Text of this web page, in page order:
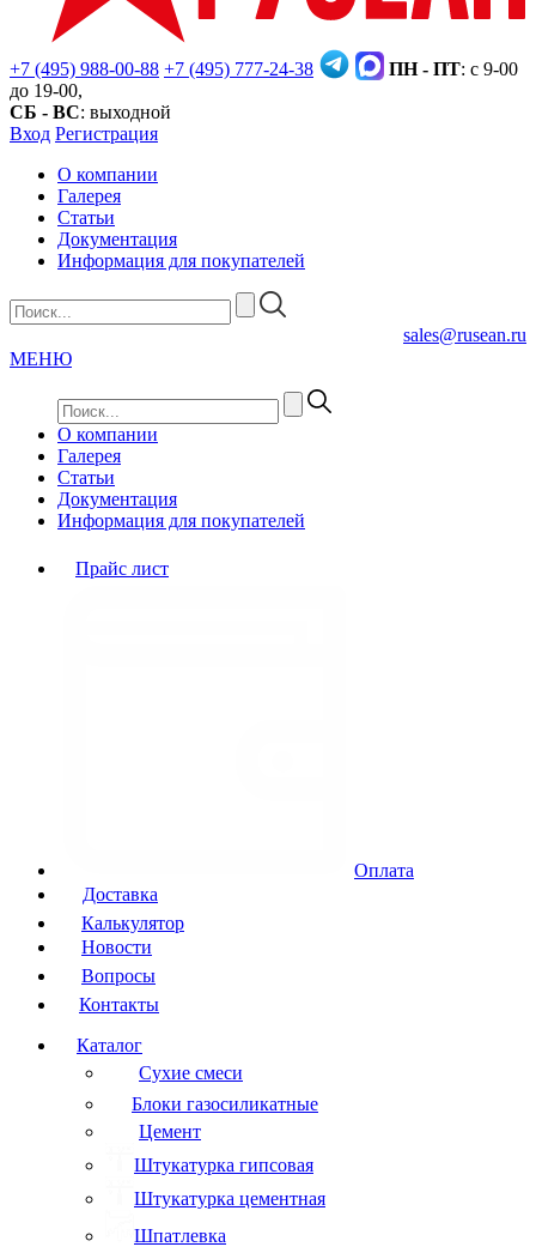
+7 (495) 988-00-88 +7 (495) 777-24-38 ПН - ПТ: с 9-00
до 19-00,
СБ - ВС: выходной
Вход Регистрация
О компании
Галерея
Статьи
Документация
Информация для покупателей
sales@rusean.ru
МЕНЮ
О компании
Галерея
Статьи
Документация
Информация для покупателей
Прайс лист
Оплата
Доставка
Калькулятор
Новости
Вопросы
Контакты
Каталог
Сухие смеси
Блоки газосиликатные
Цемент
Штукатурка гипсовая
Штукатурка цементная
Шпатлевка